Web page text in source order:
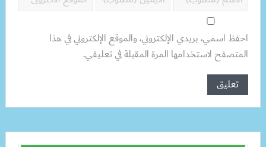
احفظ اسمي، بريدي الإلكتروني، والموقع الإلكتروني في هذا
المتصفح لاستخدامها المرة المقبلة في تعليقي.